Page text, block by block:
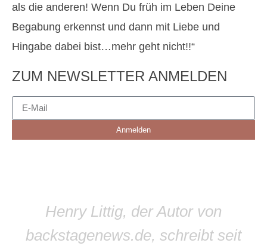
als die anderen! Wenn Du früh im Leben Deine
Begabung erkennst und dann mit Liebe und
Hingabe dabei bist…mehr geht nicht!!“
ZUM NEWSLETTER ANMELDEN
Anmelden
Henry Littig, der Autor von
backstagenews.de, schreibt seit